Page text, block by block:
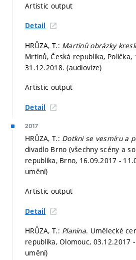
Artistic output
Detail
HRŮZA, T.: Martinů obrázky
Mrtinů, Česká republika, Polička,
31.12.2018. (audiovize)
Artistic output
Detail
2017
HRŮZA, T.: Dotkni se vesmíru a
divadlo Brno (všechny scény a
republika, Brno, 16.09.2017 -
umění)
Artistic output
Detail
HRŮZA, T.: Planina. Umělecké
republika, Olomouc, 03.12.2017
umění)